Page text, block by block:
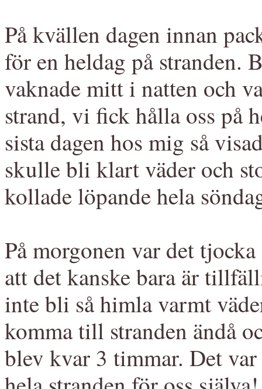
På kvällen dagen innan
för en heldag på stranden.
vaknade mitt i natten och
strand, vi fick hålla oss på
sista dagen hos mig så
skulle bli klart väder och
kollade löpande hela
På morgonen var det
att det kanske bara är
inte bli så himla varmt
komma till stranden ändå
blev kvar 3 timmar. Det